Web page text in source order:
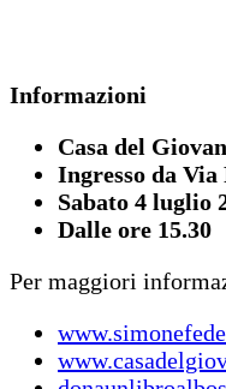
Informazioni
Casa del
Ingresso da
Sabato 4 luglio
Dalle ore 15.30
Per maggiori